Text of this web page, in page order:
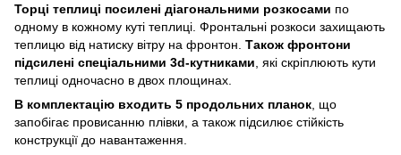
Торці теплиці посилені діагональними розкосами по
одному в кожному куті теплиці. Фронтальні розкоси захищають
теплицю від натиску вітру на фронтон. Також фронтони
підсилені спеціальними 3d-кутниками , які скріплюють кути
теплиці одночасно в двох площинах.
В комплектацію входить 5 продольних планок , що
запобігає провисанню плівки, а також підсилює стійкість
конструкції до навантаження.